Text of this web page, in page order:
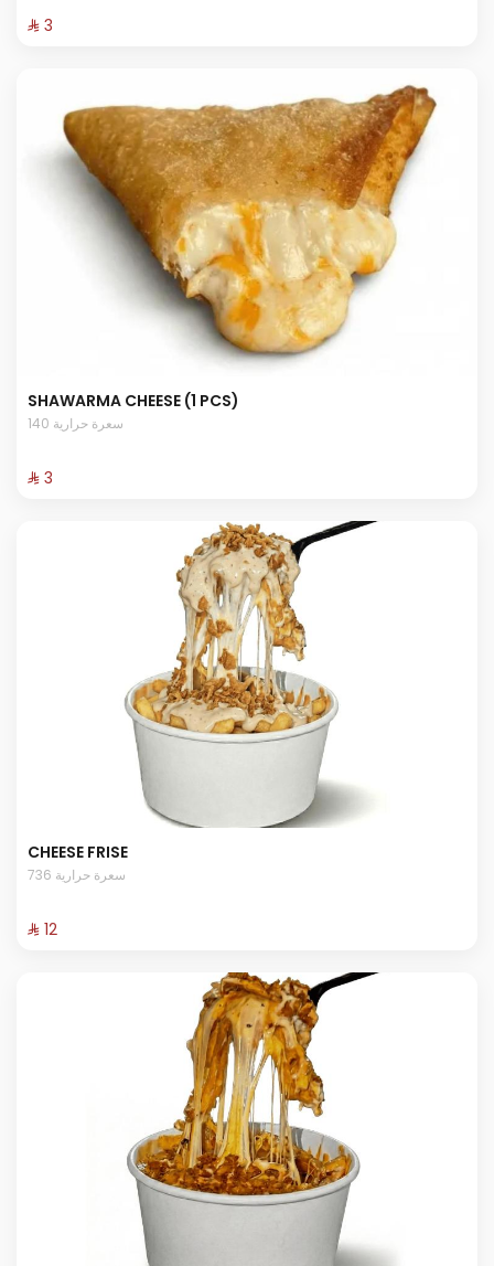
⁨⁦‪‬ 3⁩
SHAWARMA CHEESE (1 PCS)
140 سعرة حرارية
⁨⁦‪‬ 3⁩
CHEESE FRISE
736 سعرة حرارية
⁨⁦‪‬ 12⁩